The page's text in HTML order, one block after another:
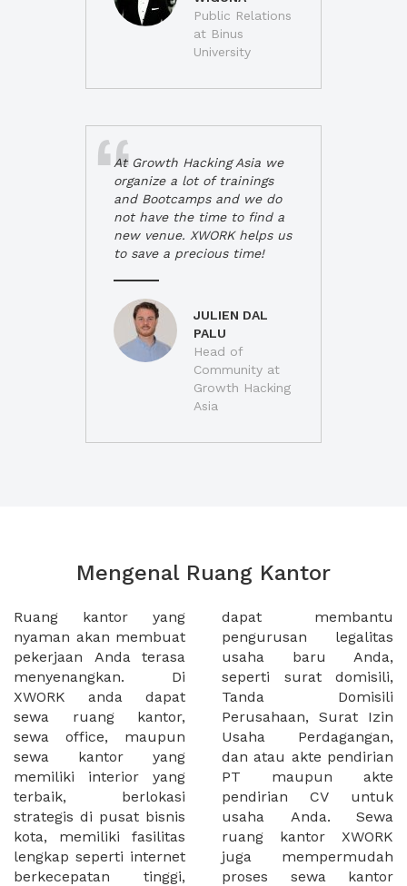
Public Relations
at Binus
University
At Growth Hacking Asia we
organize a lot of trainings
and Bootcamps and we do
not have the time to find a
new venue. XWORK helps us
to save a precious time!
JULIEN DAL
PALU
Head of
Community at
Growth Hacking
Asia
Mengenal Ruang Kantor
Ruang kantor yang
nyaman akan membuat
pekerjaan Anda terasa
menyenangkan. Di
XWORK anda dapat
sewa ruang kantor,
sewa office, maupun
sewa kantor yang
memiliki interior yang
terbaik, berlokasi
strategis di pusat bisnis
kota, memiliki fasilitas
lengkap seperti internet
berkecepatan tinggi,
dapat membantu
pengurusan legalitas
usaha baru Anda,
seperti surat domisili,
Tanda Domisili
Perusahaan, Surat Izin
Usaha Perdagangan,
dan atau akte pendirian
PT maupun akte
pendirian CV untuk
usaha Anda. Sewa
ruang kantor XWORK
juga mempermudah
proses sewa kantor